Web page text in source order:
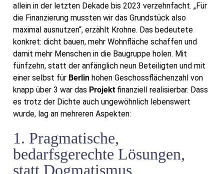
allein in der letzten Dekade bis 2023 verzehnfacht. „Für
die Finanzierung mussten wir das Grundstück also
maximal ausnutzen“, erzählt Krohne. Das bedeutete
konkret: dicht bauen, mehr Wohnfläche schaffen und
damit mehr Menschen in die Baugruppe holen. Mit
fünfzehn, statt der anfänglich neun Beteiligten und mit
einer selbst für Berlin hohen Geschossflächenzahl von
knapp über 3 war das Projektfinanziell realisierbar. Dass
es trotz der Dichte auch ungewöhnlich lebenswert
wurde, lag an mehreren Aspekten:
1. Pragmatische,
bedarfsgerechte Lösungen,
statt Dogmatismus